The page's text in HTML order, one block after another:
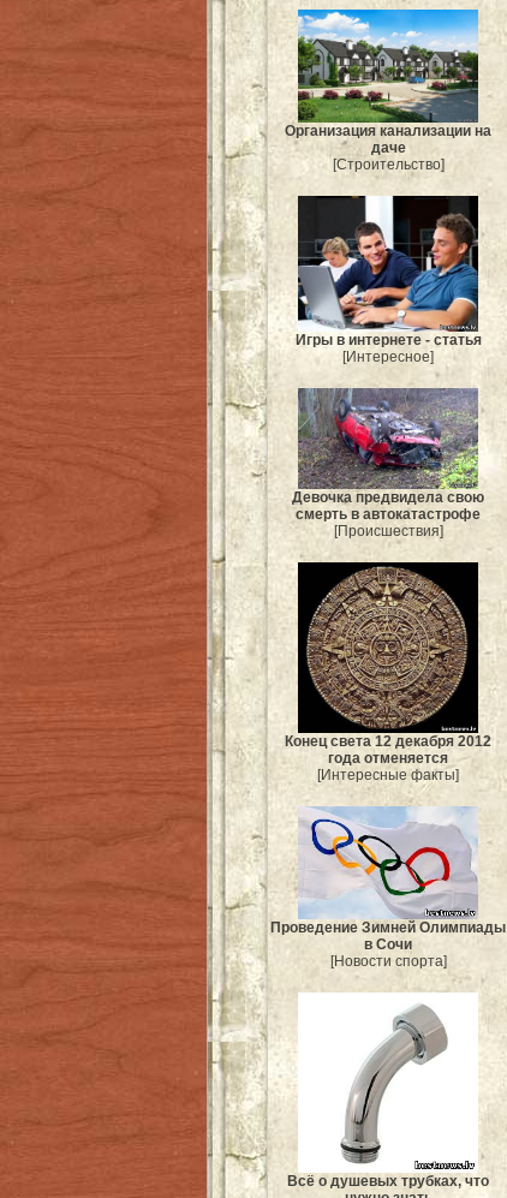
Организация канализации на
даче
[Строительство]
Игры в интернете - статья
[Интересное]
Девочка предвидела свою
смерть в автокатастрофе
[Происшествия]
Конец света 12 декабря 2012
года отменяется
[Интересные факты]
Проведение Зимней Олимпиады
в Сочи
[Новости спорта]
Всё о душевых трубках, что